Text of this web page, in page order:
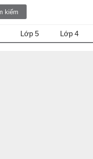
Lớp 5 Lớp 4